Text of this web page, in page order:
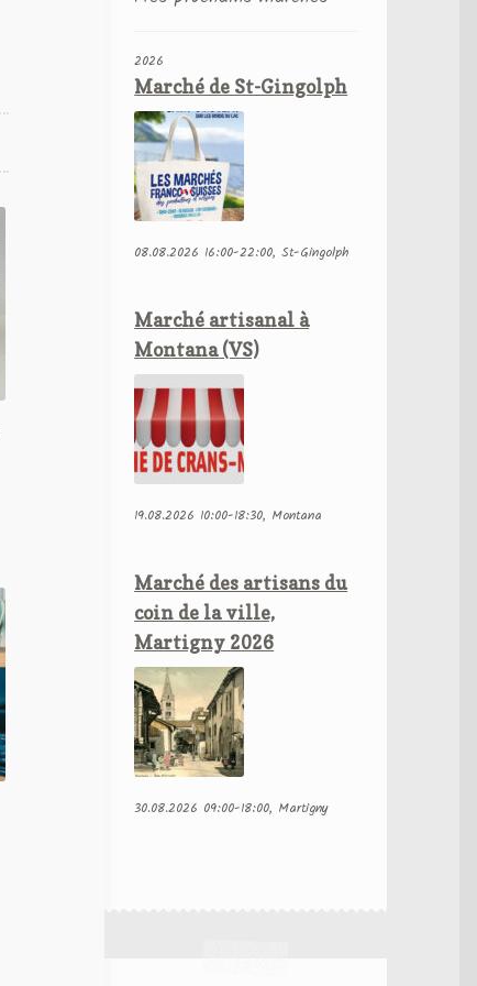
2026
Marché de St-Gingolph
08.08.2026 16:00-22:00, St-Gingolph
Marché artisanal à
Montana (VS)
19.08.2026 10:00-18:30, Montana
Marché des artisans du
coin de la ville,
Martigny 2026
30.08.2026 09:00-18:00, Martigny